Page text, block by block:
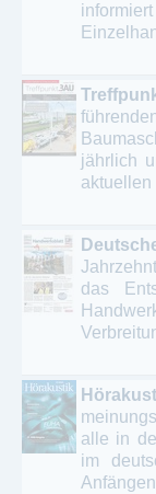
jährlich
aktuellen
das
alle in
im